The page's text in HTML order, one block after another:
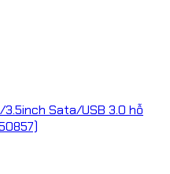
Sata/USB 3.0 hỗ